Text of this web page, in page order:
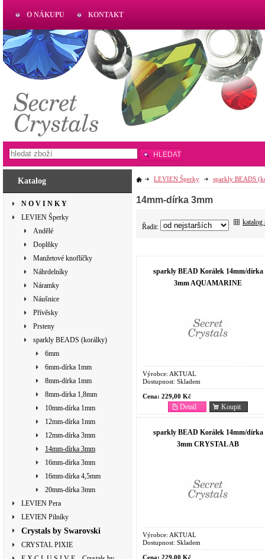
Katalog
N O V I N K Y
LEVIEN Šperky
Andělé
Doplňky
Manžetové knoflíčky
Náhrdelníky
Náramky
Náušnice
Přívěsky
Prsteny
sparkly BEADS (korálky)
6mm
6mm-dírka 1mm
8mm-dírka 1mm
8mm-dírka 1,8mm
10mm-dírka 1mm
12mm-dírka 1mm
12mm-dírka 3mm
14mm-dírka 3mm
16mm-dírka 3mm
16mm-dírka 4,5mm
20mm-dírka 3mm
LEVIEN Pera
LEVIEN Pilníky
Crystals by Swarovski
CRYSTAL PIXIE
LEVIEN Šperky sparkly BEADS
14mm-dírka 3mm
Řadit:
katalog
sparkly BEAD Korálek 14mm/dírka
3mm AQUAMARINE
Výrobce: AKTUAL
Dostupnost: Skladem
Cena: 229,00 Kč
Koupit
Detail
sparkly BEAD Korálek 14mm/dírka
3mm CRYSTAL AB
Výrobce: AKTUAL
Dostupnost: Skladem
Cena: 229,00 Kč
O NÁKUPU KONTAKT
AKTUAL
www.aktual-koralky.cz
HLEDAT